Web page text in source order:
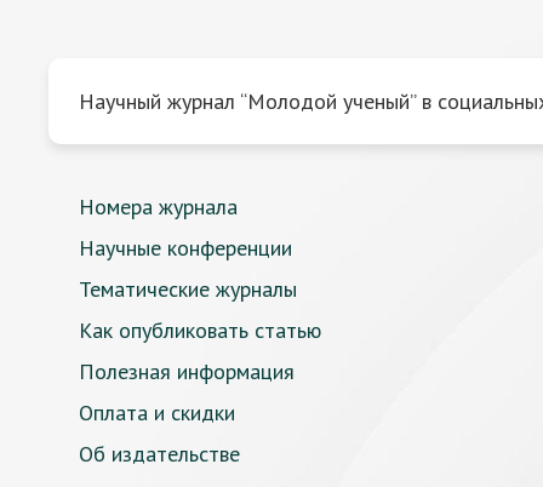
Научный журнал “Молодой ученый” в
Номера журнала
Научные конференции
Тематические журналы
Как опубликовать статью
Полезная информация
Оплата и скидки
Об издательстве